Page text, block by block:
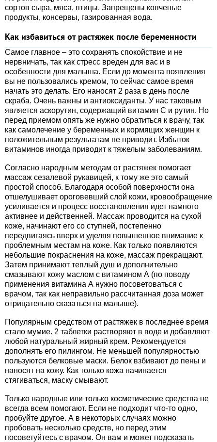
сортов сыра, мяса, птицы. Запрещены копченые
продукты, консервы, газированная вода.
Как избавиться от растяжек после беременности
Самое главное – это сохранять спокойствие и не
нервничать, так как стресс вреден для вас и в
особенности для малыша. Если до момента появления
вы не пользовались кремом, то сейчас самое время
начать это делать. Его наносят 2 раза в день после
скраба. Очень важны и антиоксиданты. У нас таковым
является аскорутин, содержащий витамин С и рутин. Но
перед приемом опять же нужно обратиться к врачу, так
как самолечение у беременных и кормящих женщин к
положительным результатам не приводит. Избыток
витаминов иногда приводит к тяжелым заболеваниям.
Согласно народным методам от растяжек помогает
массаж сезалевой рукавицей, к тому же это самый
простой способ. Благодаря особой поверхности она
отшелушивает ороговевший слой кожи, кровообращение
усиливается и процесс восстановления идет намного
активнее и действенней. Массаж проводится на сухой
коже, начинают его со ступней, постепенно
передвигаясь вверх и уделяя повышенное внимание к
проблемным местам на коже. Как только появляются
небольшие покраснения на коже, массаж прекращают.
Затем принимают теплый душ и дополнительно
смазывают кожу маслом с витамином А (по поводу
применения витамина А нужно посоветоваться с
врачом, так как неправильно рассчитанная доза может
отрицательно сказаться на малыше).
Популярным средством от растяжек в последнее время
стало мумие. 2 таблетки растворяют в воде и добавляют
любой натуральный жирный крем. Рекомендуется
дополнять его пилингом. Не меньшей популярностью
пользуются белковые маски. Белок взбивают до пены и
наносят на кожу. Как только кожа начинается
стягиваться, маску смывают.
Только народные или только косметические средства не
всегда всем помогают. Если не подходит что-то одно,
пробуйте другое. А в некоторых случаях можно
пробовать несколько средств, но перед этим
посоветуйтесь с врачом. Он вам и может подсказать